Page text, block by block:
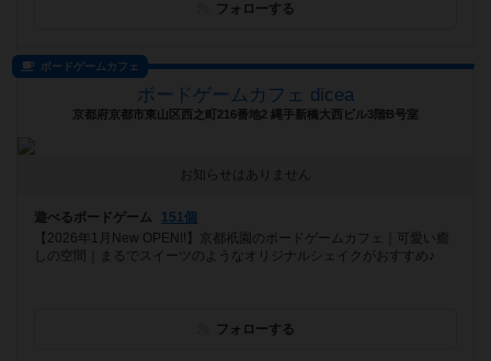
フォローする
ボードゲームカフェ
ボードゲームカフェ dicea
京都府京都市東山区西之町216番地2 縄手新橋大西ビル3階B号室
お知らせはありません
遊べるボードゲーム
151個
【2026年1月New OPEN!!】京都祇園のボードゲームカフェ｜可愛い癒
しの空間｜まるでスイーツのようなオリジナルシェイクがおすすめ♪
フォローする